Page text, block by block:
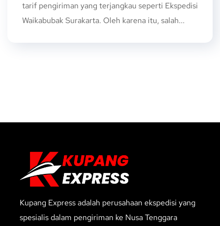
tarif pengiriman yang terjangkau seperti Ekspedisi
Waikabubak Surakarta. Oleh karena itu, salah...
Kupang Express adalah perusahaan ekspedisi yang
spesialis dalam pengiriman ke Nusa Tenggara